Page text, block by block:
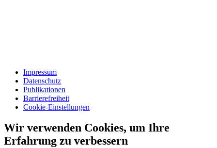
Impressum
Datenschutz
Publikationen
Barrierefreiheit
Cookie-Einstellungen
Wir verwenden Cookies, um Ihre
Erfahrung zu verbessern